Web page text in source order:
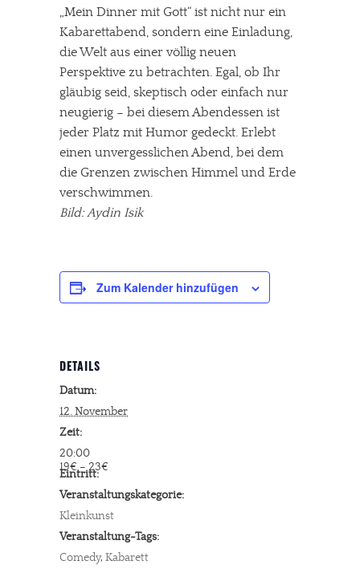
„Mein Dinner mit Gott“ ist nicht nur ein
Kabarettabend, sondern eine Einladung,
die Welt aus einer völlig neuen
Perspektive zu betrachten. Egal, ob Ihr
gläubig seid, skeptisch oder einfach nur
neugierig – bei diesem Abendessen ist
jeder Platz mit Humor gedeckt. Erlebt
einen unvergesslichen Abend, bei dem
die Grenzen zwischen Himmel und Erde
verschwimmen.
Bild: Aydin Isik
Zum Kalender hinzufügen
DETAILS
Datum:
12. November
Zeit:
20:00
Eintritt:
19€ – 23€
Veranstaltungskategorie:
Kleinkunst
Veranstaltung-Tags:
Comedy, Kabarett